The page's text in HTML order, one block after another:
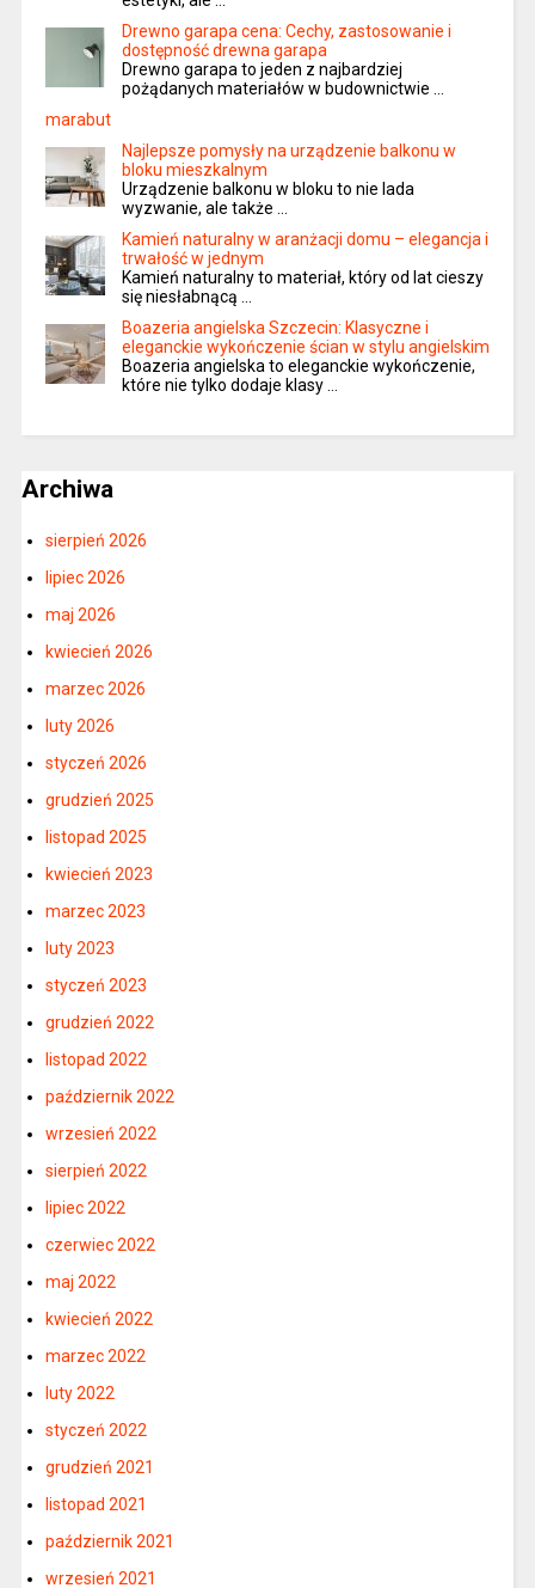
Drewno garapa cena: Cechy, zastosowanie i
dostępność drewna garapa
Drewno garapa to jeden z najbardziej
pożądanych materiałów w budownictwie …
marabut
Najlepsze pomysły na urządzenie balkonu w
bloku mieszkalnym
Urządzenie balkonu w bloku to nie lada
wyzwanie, ale także …
Kamień naturalny w aranżacji domu – elegancja i
trwałość w jednym
Kamień naturalny to materiał, który od lat cieszy
się niesłabnącą …
Boazeria angielska Szczecin: Klasyczne i
eleganckie wykończenie ścian w stylu angielskim
Boazeria angielska to eleganckie wykończenie,
które nie tylko dodaje klasy …
Archiwa
sierpień 2026
lipiec 2026
maj 2026
kwiecień 2026
marzec 2026
luty 2026
styczeń 2026
grudzień 2025
listopad 2025
kwiecień 2023
marzec 2023
luty 2023
styczeń 2023
grudzień 2022
listopad 2022
październik 2022
wrzesień 2022
sierpień 2022
lipiec 2022
czerwiec 2022
maj 2022
kwiecień 2022
marzec 2022
luty 2022
styczeń 2022
grudzień 2021
listopad 2021
październik 2021
wrzesień 2021